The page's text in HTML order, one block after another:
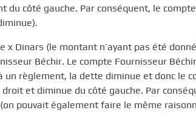
du côté gauche. Par conséquent, le
Dinars (le montant n’ayant pas été donné
Béchir. Le compte Fournisseur
un règlement, la dette diminue et donc le
et diminue du côté gauche. Par
pouvait également faire le même